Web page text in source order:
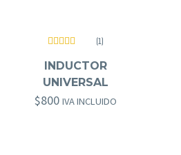
con 5.00de
5
(1)
INDUCTOR
UNIVERSAL
$800 IVA INCLUIDO